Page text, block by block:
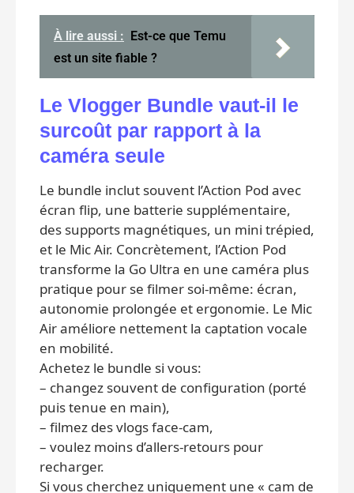
À lire aussi : Est-ce que Temu
est un site fiable ?
Le Vlogger Bundle vaut-il le
surcoût par rapport à la
caméra seule
Le bundle inclut souvent l’Action Pod avec
écran flip, une batterie supplémentaire,
des supports magnétiques, un mini trépied,
et le Mic Air. Concrètement, l’Action Pod
transforme la Go Ultra en une caméra plus
pratique pour se filmer soi-même: écran,
autonomie prolongée et ergonomie. Le Mic
Air améliore nettement la captation vocale
en mobilité.
Achetez le bundle si vous:
– changez souvent de configuration (porté
puis tenue en main),
– filmez des vlogs face-cam,
– voulez moins d’allers-retours pour
recharger.
Si vous cherchez uniquement une « cam de